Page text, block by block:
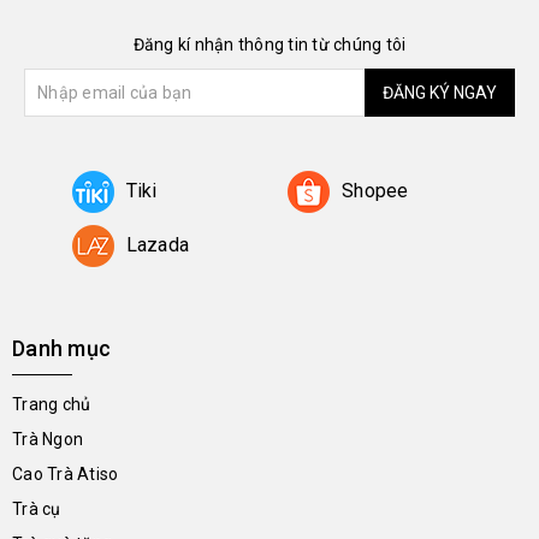
Đăng kí nhận thông tin từ chúng tôi
ĐĂNG KÝ NGAY
Tiki Shopee
Lazada
Danh mục
Trang chủ
Trà Ngon
Cao Trà Atiso
Trà cụ